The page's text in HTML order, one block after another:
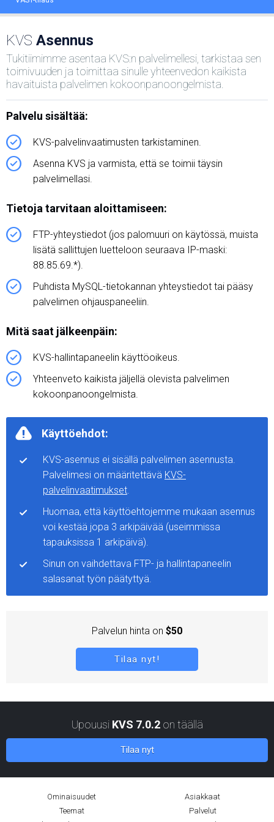
KVS Asennus
Tukitiimimme asentaa KVS:n palvelimellesi, tarkistaa sen
toimivuuden ja toimittaa sinulle yhteenvedon kaikista
havaituista palvelimen kokoonpanoongelmista.
Palvelu sisältää:
KVS-palvelinvaatimusten tarkistaminen.
Asenna KVS ja varmista, että se toimii täysin
palvelimellasi.
Tietoja tarvitaan aloittamiseen:
FTP-yhteystiedot (jos palomuuri on käytössä, muista
lisätä sallittujen luetteloon seuraava IP-maski:
88.85.69.*).
Puhdista MySQL-tietokannan yhteystiedot tai pääsy
palvelimen ohjauspaneeliin.
Mitä saat jälkeenpäin:
KVS-hallintapaneelin käyttöoikeus.
Yhteenveto kaikista jäljellä olevista palvelimen
kokoonpanoongelmista.
Käyttöehdot:
KVS-asennus ei sisällä palvelimen asennusta.
Palvelimesi on määritettävä KVS-
palvelinvaatimukset.
Huomaa, että käyttöehtojemme mukaan asennus
voi kestää jopa 3 arkipäivää (useimmissa
tapauksissa 1 arkipäivä).
Sinun on vaihdettava FTP- ja hallintapaneelin
salasanat työn päätyttyä.
Palvelun hinta on $50
Tilaa nyt!
Upouusi KVS 7.0.2on täällä
Tilaa nyt
Ominaisuudet
Asiakkaat
Teemat
Palvelut